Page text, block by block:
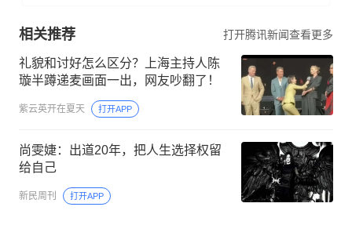
相关推荐 打开腾讯新闻查看更多
礼貌和讨好怎么区分？上海主持人陈
璇半蹲递麦画面一出，网友吵翻了！
紫云英开在夏天 打开APP
尚雯婕：出道20年，把人生选择权留
给自己
新民周刊 打开APP